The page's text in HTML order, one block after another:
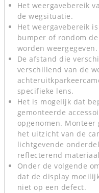
Het weergavebereik
de wegsituatie.
Het weergavebereik
bumper of rondom
worden weergegeven.
De afstand die
verschillend van de
specifieke lens.
Het is mogelijk dat
gemonteerde
opgenomen.
het uitzicht van de
lichtgevende
reflecterend
Onder de volgende
dat de display
niet op een defect.